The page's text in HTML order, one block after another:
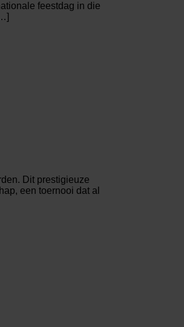
feestdag in die
Dit prestigieuze
een toernooi dat al